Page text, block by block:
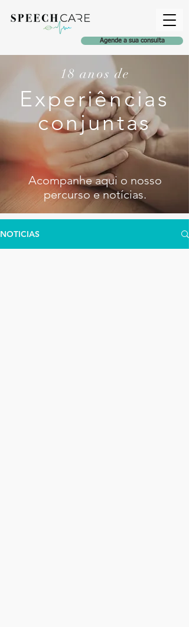
Agende a sua consulta
18 anos de
Experiências
conjuntas
Acompanhe aqui o nosso
percurso e notícias.
NOTICIAS